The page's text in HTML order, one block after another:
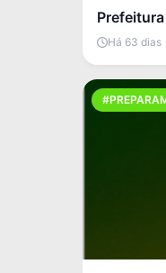
Há 63 dias